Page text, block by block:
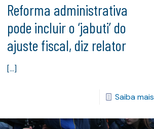
Reforma administrativa
pode incluir o ‘jabuti’ do
ajuste fiscal, diz relator
[…]
Saiba mais